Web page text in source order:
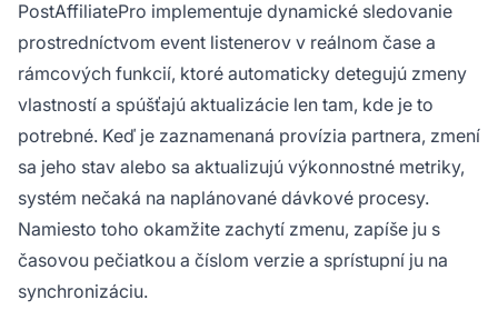
PostAffiliatePro implementuje dynamické sledovanie
prostredníctvom event listenerov v reálnom čase a
rámcových funkcií, ktoré automaticky detegujú zmeny
vlastností a spúšťajú aktualizácie len tam, kde je to
potrebné. Keď je zaznamenaná provízia partnera, zmení
sa jeho stav alebo sa aktualizujú výkonnostné metriky,
systém nečaká na naplánované dávkové procesy.
Namiesto toho okamžite zachytí zmenu, zapíše ju s
časovou pečiatkou a číslom verzie a sprístupní ju na
synchronizáciu.